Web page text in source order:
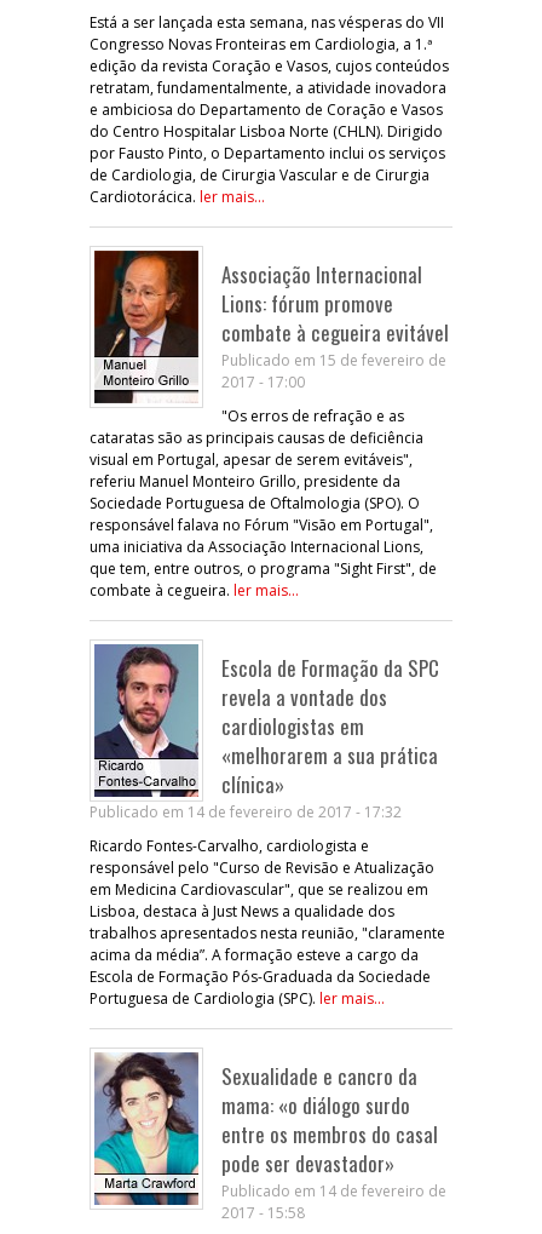
Está a ser lançada esta semana, nas vésperas do VII
Congresso Novas Fronteiras em Cardiologia, a 1.ª
edição da revista Coração e Vasos, cujos conteúdos
retratam, fundamentalmente, a atividade inovadora
e ambiciosa do Departamento de Coração e Vasos
do Centro Hospitalar Lisboa Norte (CHLN). Dirigido
por Fausto Pinto, o Departamento inclui os serviços
de Cardiologia, de Cirurgia Vascular e de Cirurgia
Cardiotorácica. ler mais...
Associação Internacional
Lions: fórum promove
combate à cegueira evitável
Publicado em 15 de fevereiro de
2017 - 17:00
"Os erros de refração e as
cataratas são as principais causas de deficiência
visual em Portugal, apesar de serem evitáveis",
referiu Manuel Monteiro Grillo, presidente da
Sociedade Portuguesa de Oftalmologia (SPO). O
responsável falava no Fórum "Visão em Portugal",
uma iniciativa da Associação Internacional Lions,
que tem, entre outros, o programa "Sight First", de
combate à cegueira. ler mais...
Escola de Formação da SPC
revela a vontade dos
cardiologistas em
«melhorarem a sua prática
clínica»
Publicado em 14 de fevereiro de 2017 - 17:32
Ricardo Fontes-Carvalho, cardiologista e
responsável pelo "Curso de Revisão e Atualização
em Medicina Cardiovascular", que se realizou em
Lisboa, destaca à Just News a qualidade dos
trabalhos apresentados nesta reunião, "claramente
acima da média”. A formação esteve a cargo da
Escola de Formação Pós-Graduada da Sociedade
Portuguesa de Cardiologia (SPC). ler mais...
Sexualidade e cancro da
mama: «o diálogo surdo
entre os membros do casal
pode ser devastador»
Publicado em 14 de fevereiro de
2017 - 15:58